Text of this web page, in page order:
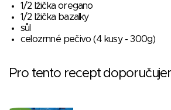
1/2 lžička oregano
1/2 lžička bazalky
sůl
celozrnné pečivo (4 kusy - 300g)
Pro tento recept